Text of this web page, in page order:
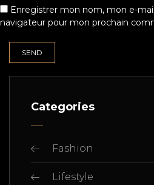
Enregistrer mon nom, mon e-
navigateur pour mon prochain
Categories
Fashion
Lifestyle